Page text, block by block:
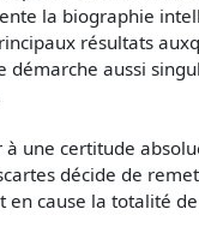
la biographie
résultats
démarche aussi
une certitude
décide de
cause la totalité